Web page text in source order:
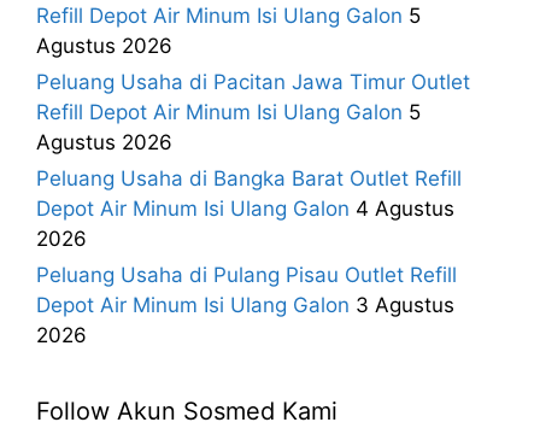
Refill Depot Air Minum Isi Ulang Galon 5
Agustus 2026
Peluang Usaha di Pacitan Jawa Timur Outlet
Refill Depot Air Minum Isi Ulang Galon 5
Agustus 2026
Peluang Usaha di Bangka Barat Outlet Refill
Depot Air Minum Isi Ulang Galon 4 Agustus
2026
Peluang Usaha di Pulang Pisau Outlet Refill
Depot Air Minum Isi Ulang Galon 3 Agustus
2026
Follow Akun Sosmed Kami